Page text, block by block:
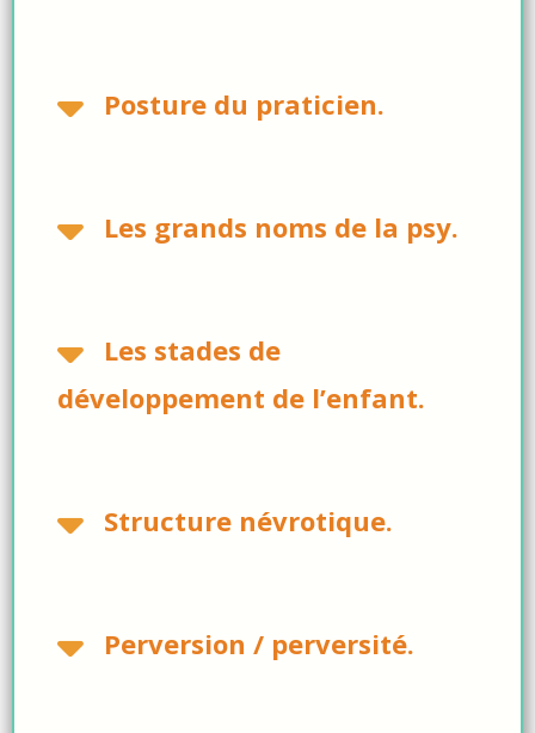
Posture du praticien.
Les grands noms de la psy.
Les stades de
développement de l’enfant.
Structure névrotique.
Perversion / perversité.